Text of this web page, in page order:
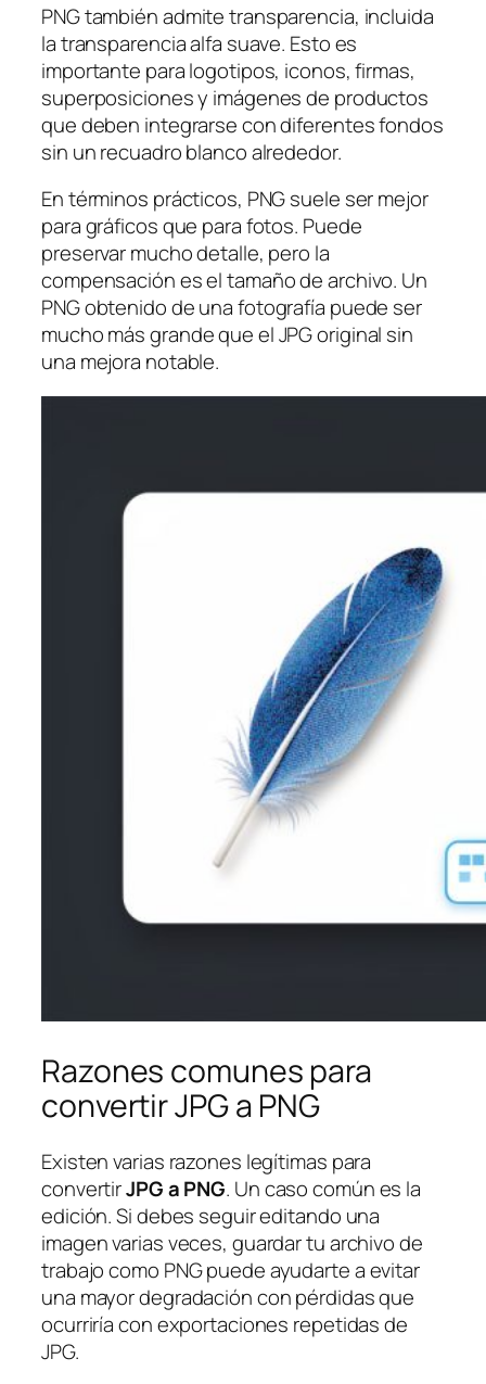
PNG también admite transparencia, incluida
la transparencia alfa suave. Esto es
importante para logotipos, iconos, firmas,
superposiciones y imágenes de productos
que deben integrarse con diferentes fondos
sin un recuadro blanco alrededor.
En términos prácticos, PNG suele ser mejor
para gráficos que para fotos. Puede
preservar mucho detalle, pero la
compensación es el tamaño de archivo. Un
PNG obtenido de una fotografía puede ser
mucho más grande que el JPG original sin
una mejora notable.
Razones comunes para
convertir JPG a PNG
Existen varias razones legítimas para
convertirJPG a PNG. Un caso común es la
edición. Si debes seguir editando una
imagen varias veces, guardar tu archivo de
trabajo como PNG puede ayudarte a evitar
una mayor degradación con pérdidas que
ocurriría con exportaciones repetidas de
JPG.